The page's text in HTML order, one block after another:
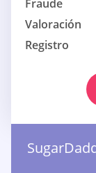
Fraude
Valoración
Registro